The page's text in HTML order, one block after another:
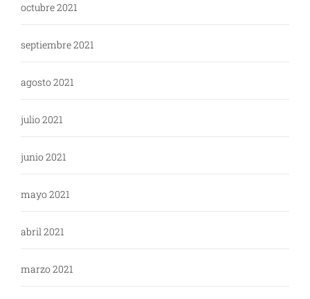
octubre 2021
septiembre 2021
agosto 2021
julio 2021
junio 2021
mayo 2021
abril 2021
marzo 2021